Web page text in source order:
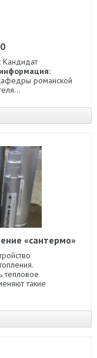
Кандидат
романской
«сантермо»
тепловое
такие